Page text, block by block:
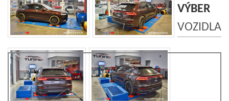
VÝBER
VOZIDLA